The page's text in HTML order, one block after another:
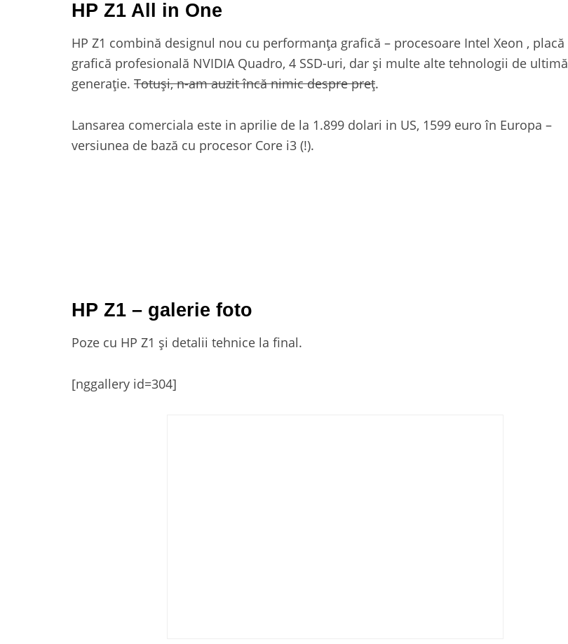
HP Z1 All in One
HP Z1 combină designul nou cu performanţa grafică – procesoare Intel Xeon , placă
grafică profesională NVIDIA Quadro, 4 SSD-uri, dar şi multe alte tehnologii de ultimă
generaţie. Totuşi, n-am auzit încă nimic despre preţ.
Lansarea comerciala este in aprilie de la 1.899 dolari in US, 1599 euro în Europa –
versiunea de bază cu procesor Core i3 (!).
HP Z1 – galerie foto
Poze cu HP Z1 şi detalii tehnice la final.
[nggallery id=304]